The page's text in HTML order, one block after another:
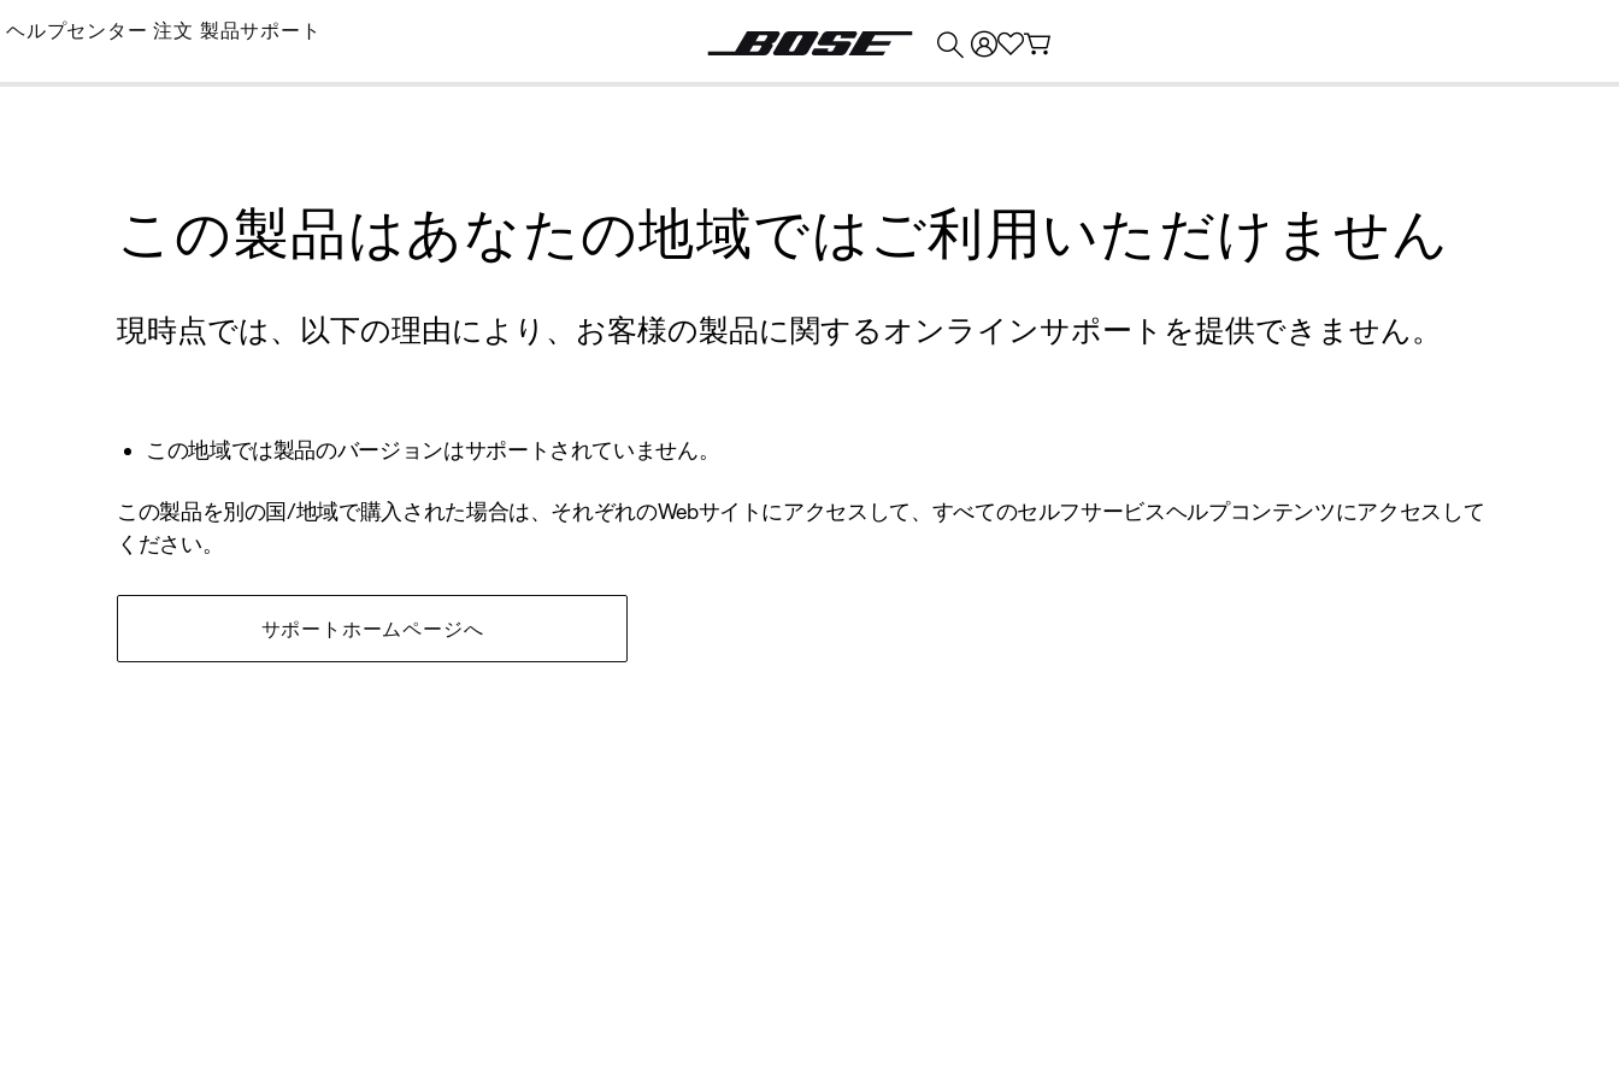
Skip
Main
ヘルプセンター 注文 製品サポート
この製品はあなたの地域ではご利用いただけません
現時点では、以下の理由により、お客様の製品に関するオンラインサポートを提供できません。
この地域では製品のバージョンはサポートされていません。
この製品を別の国/地域で購入された場合は、それぞれのWebサイトにアクセスして、すべてのセルフサービスヘルプコンテンツにアクセスして
ください。
サポートホームページへ